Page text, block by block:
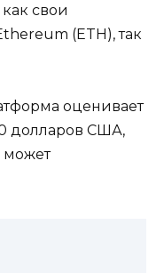
свои
(ETH), так
оценивает
долларов США,
может